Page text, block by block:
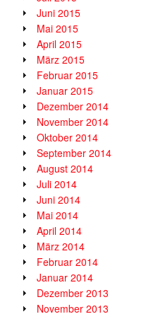
Juni 2015
Mai 2015
April 2015
März 2015
Februar 2015
Januar 2015
Dezember 2014
November 2014
Oktober 2014
September 2014
August 2014
Juli 2014
Juni 2014
Mai 2014
April 2014
März 2014
Februar 2014
Januar 2014
Dezember 2013
November 2013